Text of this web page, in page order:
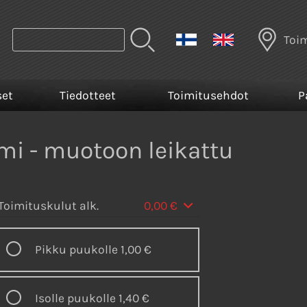
Tiedotteet Toimitusehdot
- muotoon leikattu
alk. 0,00 €
Pikku puukolle 1,00 €
Isolle puukolle 1,40 €